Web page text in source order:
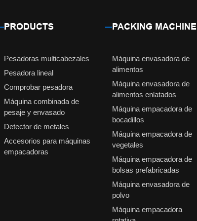
PRODUCTS
Pesadoras multicabezales
Pesadora lineal
Comprobar pesadora
Máquina combinada de
pesaje y envasado
Detector de metales
Accesorios para máquinas
empacadoras
PACKING MACHINE
Máquina envasadora de
alimentos
Máquina envasadora de
alimentos enlatados
Máquina empacadora de
bocadillos
Máquina empacadora de
vegetales
Máquina empacadora de
bolsas prefabricadas
Máquina envasadora de
polvo
Máquina empacadora